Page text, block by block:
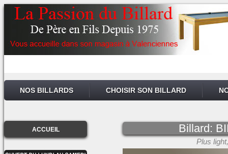
NOS BILLARDS CHOISIR SON BILLARD
ACCUEIL Billard:
Plus